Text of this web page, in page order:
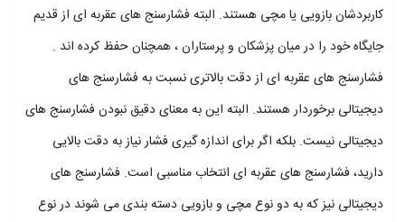
کاربردشان بازویی یا مچی هستند. البته فشارسنج های عقربه ای از قدیم
جایگاه خود را در میان پزشکان و پرستاران ، همچنان حفظ کرده اند .
فشارسنج های عقربه ای از دقت بالاتری نسبت به فشارسنج های
دیجیتالی برخوردار هستند. البته این به معنای دقیق نبودن فشارسنج های
دیجیتالی نیست. بلکه اگر برای اندازه گیری فشار نیاز به دقت بالایی
دارید، فشارسنج های عقربه ای انتخاب مناسبی است. فشارسنج های
دیجیتالی نیز که به دو نوع مچی و بازویی دسته بندی می شوند در نوع